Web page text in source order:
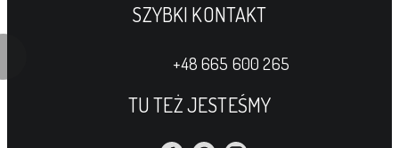
SZYBKI KONTAKT
+48 665 600 265
TU TEŻ JESTEŚMY